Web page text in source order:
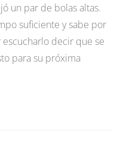
un par de bolas altas.
suficiente y sabe por
decir que se
para su próxima